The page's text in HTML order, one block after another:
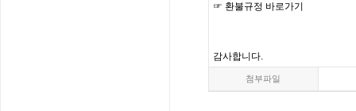
☞ 환불규정 바로가기
감사합니다.
첨부파일